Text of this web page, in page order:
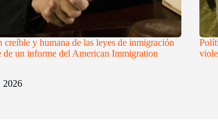
creíble y humana de las leyes de inmigración
de un informe del American Immigration
2026